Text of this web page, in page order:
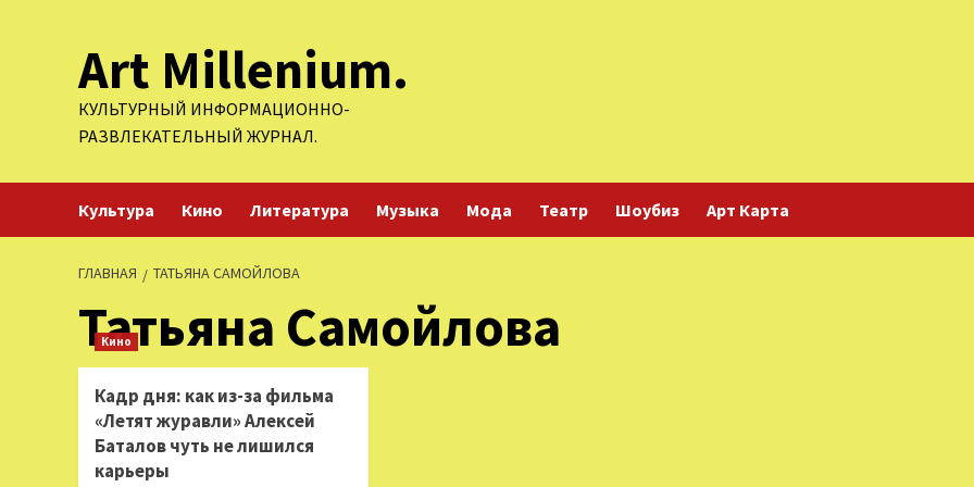
содержимомуArt Millenium.
КУЛЬТУРНЫЙ ИНФОРМАЦИОННО-
РАЗВЛЕКАТЕЛЬНЫЙ ЖУРНАЛ.
Культура Кино Литература Музыка Мода Театр Шоубиз Арт Карта
ГЛАВНАЯ ТАТЬЯНА САМОЙЛОВА
Татьяна Самойлова
Кино
Кадр дня: как из-за фильма
«Летят журавли» Алексей
Баталов чуть не лишился
карьеры